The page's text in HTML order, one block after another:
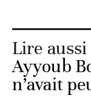
Lire aussi
Ayyoub
n’avait